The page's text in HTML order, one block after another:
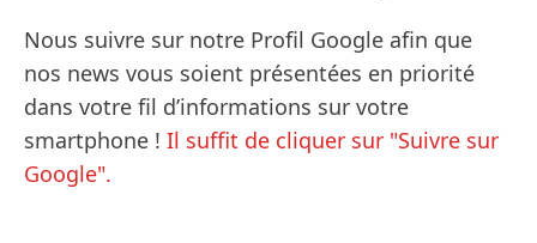
Nous suivre sur notre Profil Google afin que
nos news vous soient présentées en priorité
dans votre fil d’informations sur votre
smartphone ! Il suffit de cliquer sur "Suivre sur
Google".